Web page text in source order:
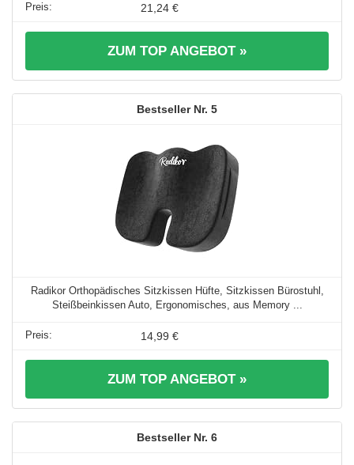
21,24 €
ZUM TOP ANGEBOT »
5
Radikor Orthopädisches Sitzkissen Hüfte, Sitzkissen Bürostuhl,
Steißbeinkissen Auto, Ergonomisches, aus Memory ...
14,99 €
ZUM TOP ANGEBOT »
6